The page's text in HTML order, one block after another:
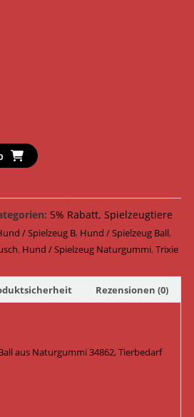
5% Rabatt, Spielzeugtiere
/ Spielzeug B, Hund / Spielzeug Ball,
, Hund / Spielzeug Naturgummi,Trixie
Rezensionen (0)
aus Naturgummi 34862, Tierbedarf